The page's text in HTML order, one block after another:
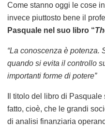
Come stanno oggi le cose
invece piuttosto bene il
Pasquale nel suo libro “
“La conoscenza è potenza.
quando si evita il controllo
importanti forme di potere”
Il titolo del libro di
fatto, cioè, che le grandi
di analisi finanziaria